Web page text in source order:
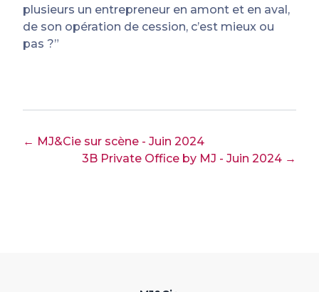
plusieurs un entrepreneur en amont et en aval,
de son opération de cession, c’est mieux ou
pas ?”
← MJ&Cie sur scène - Juin 2024
3B Private Office by MJ - Juin 2024 →